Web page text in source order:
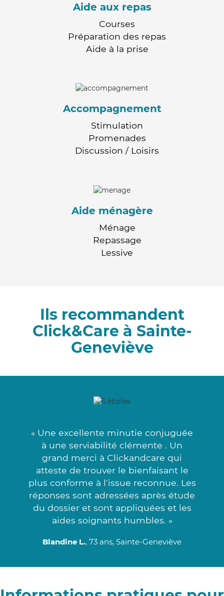
Aide aux repas
Courses
Préparation des repas
Aide à la prise
Accompagnement
Stimulation
Promenades
Discussion / Loisirs
Aide ménagère
Ménage
Repassage
Lessive
Ils recommandent
Click&Care à Sainte-
Geneviève
« Une excellente minutie conjuguée
à une serviabilité clémente . Un
grand merci à Clickandcare qui
atteste de trouver le bienfaisant le
plus conforme à l'issue reconnue. Les
réponses sont adressées après étude
du dossier et sont appliquées et les
aides soignants humbles. »
Blandine L., 73 ans, Sainte-Geneviève